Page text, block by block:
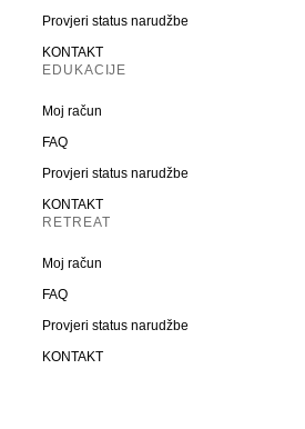
Provjeri status narudžbe
KONTAKT
EDUKACIJE
Moj račun
FAQ
Provjeri status narudžbe
KONTAKT
RETREAT
Moj račun
FAQ
Provjeri status narudžbe
KONTAKT